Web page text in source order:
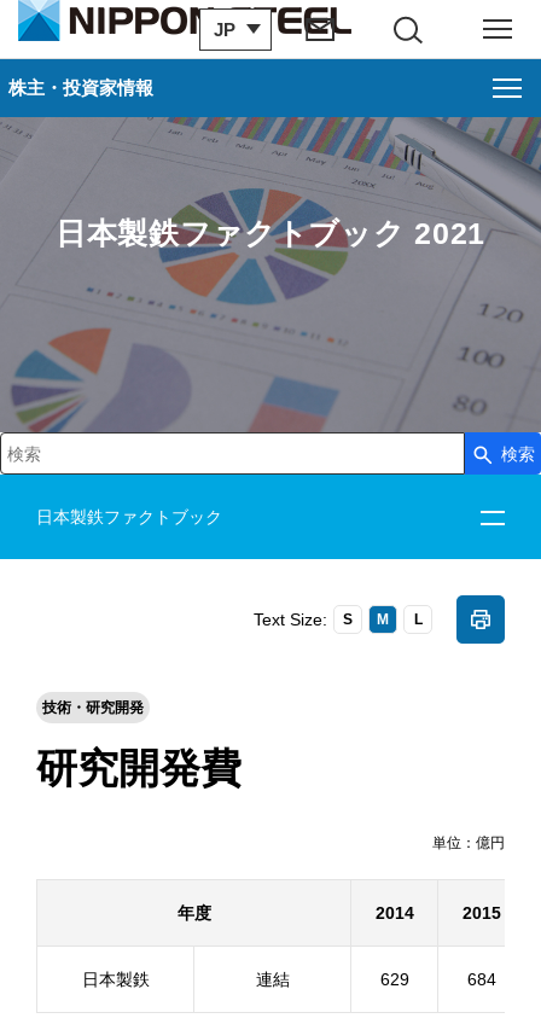
JP
サイト内検索 メニュー
日本製鉄ファクトブック 2021
検索キーワード入力
検索
日本製鉄ファクトブック
Text Size: S M L
技術・研究開発
研究開発費
単位：億円
年度 2014 2015
日本製鉄 連結 629 684
株主・投資家情報